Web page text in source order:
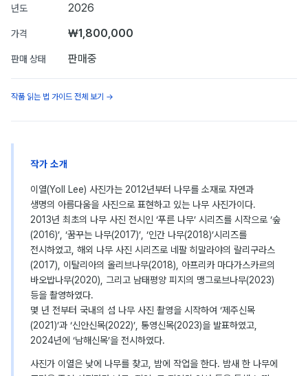
년도 2026
가격 ₩1,800,000
판매 상태 판매중
작품 읽는 법 가이드 전체 보기 →
작가 소개
이열(Yoll Lee) 사진가는 2012년부터 나무를 소재로 자연과
생명의 아름다움을 사진으로 표현하고 있는 나무 사진가이다.
2013년 최초의 나무 사진 전시인 ‘푸른 나무’ 시리즈를 시작으로 ‘숲
(2016)’, ‘꿈꾸는 나무(2017)’, ‘인간 나무(2018)’시리즈를
전시하였고, 해외 나무 사진 시리즈로 네팔 히말라야의 랄리구라스
(2017), 이탈리아의 올리브나무(2018), 아프리카 마다가스카르의
바오밥나무(2020), 그리고 남태평양 피지의 맹그로브나무(2023)
등을 촬영하였다.
몇 년 전부터 국내의 섬 나무 사진 촬영을 시작하여 ‘제주신목
(2021)’과 ‘신안신목(2022)’, 통영신목(2023)을 발표하였고,
2024년에 ‘남해신목’을 전시하였다.
사진가 이열은 낮에 나무를 찾고, 밤에 작업을 한다. 밤새 한 나무에